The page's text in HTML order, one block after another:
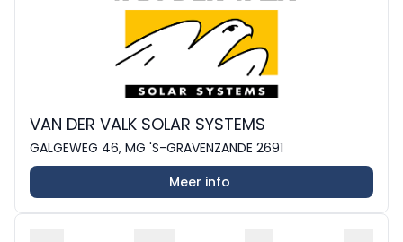
VAN DER VALK SOLAR SYSTEMS
GALGEWEG 46, MG 'S-GRAVENZANDE 2691
Meer info